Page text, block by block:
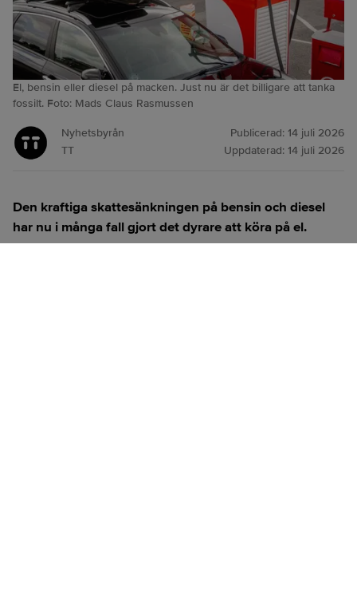
El, bensin eller diesel på macken. Just nu är det billigare att tanka
fossilt. Foto: Mads Claus Rasmussen
Nyhetsbyrån
TT
Publicerad: 14 juli 2026
Uppdaterad: 14 juli 2026
Den kraftiga skattesänkningen på bensin och diesel
har nu i många fall gjort det dyrare att köra på el.